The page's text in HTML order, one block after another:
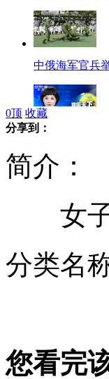
中俄海军官兵
中菲黄岩岛海
国际媒体聚焦
0顶 收藏
分享到：
简介：
女子
分类名
您看完